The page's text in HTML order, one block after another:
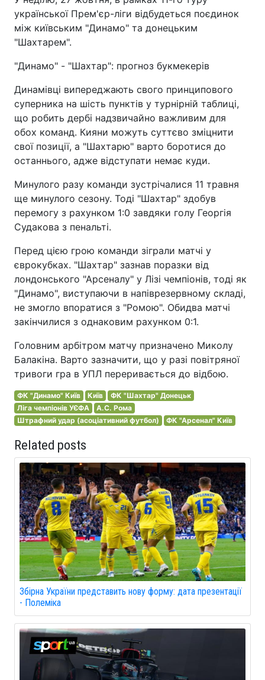
української Прем'єр-ліги відбудеться поєдинок
між київським "Динамо" та донецьким
"Шахтарем".
"Динамо" - "Шахтар": прогноз букмекерів
Динамівці випереджають свого принципового
суперника на шість пунктів у турнірній таблиці,
що робить дербі надзвичайно важливим для
обох команд. Кияни можуть суттєво зміцнити
свої позиції, а "Шахтарю" варто боротися до
останнього, адже відступати немає куди.
Минулого разу команди зустрічалися 11 травня
ще минулого сезону. Тоді "Шахтар" здобув
перемогу з рахунком 1:0 завдяки голу Георгія
Судакова з пенальті.
Перед цією грою команди зіграли матчі у
єврокубках. "Шахтар" зазнав поразки від
лондонського "Арсеналу" у Лізі чемпіонів, тоді як
"Динамо", виступаючи в напіврезервному складі,
не змогло впоратися з "Ромою". Обидва матчі
закінчилися з однаковим рахунком 0:1.
Головним арбітром матчу призначено Миколу
Балакіна. Варто зазначити, що у разі повітряної
тривоги гра в УПЛ переривається до відбою.
ФК "Динамо" Київ Київ
ФК "Шахтар" Донецьк
Ліга чемпіонів УЄФА
А.С. Рома
Штрафний удар (асоціативний футбол)
ФК "Арсенал" Київ
Related posts
Збірна України представить нову форму: дата презентації
- Полеміка